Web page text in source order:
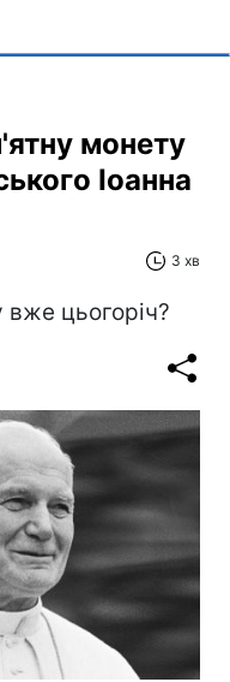
монету
Іоанна
3 хв
вже цьогоріч?